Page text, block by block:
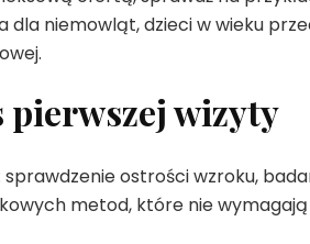
dla niemowląt, dzieci w wieku
pierwszej wizyty
ostrości wzroku,
metod, które nie